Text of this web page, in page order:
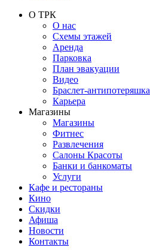
О ТРК
О нас
Схемы этажей
Аренда
Парковка
План эвакуации
Видео
Браслет-антипотеряшка
Карьера
Магазины
Магазины
Фитнес
Развлечения
Салоны Красоты
Банки и банкоматы
Услуги
Кафе и рестораны
Кино
Скидки
Афиша
Новости
Контакты